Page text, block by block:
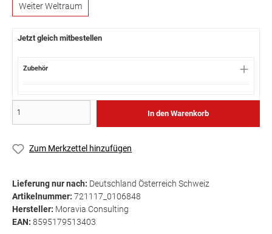
Weiter Weltraum
Jetzt gleich mitbestellen
Zubehör
In den Warenkorb
Zum Merkzettel hinzufügen
Lieferung nur nach: Deutschland Österreich Schweiz
Artikelnummer: 721117_0106848
Hersteller: Moravia Consulting
EAN: 8595179513403